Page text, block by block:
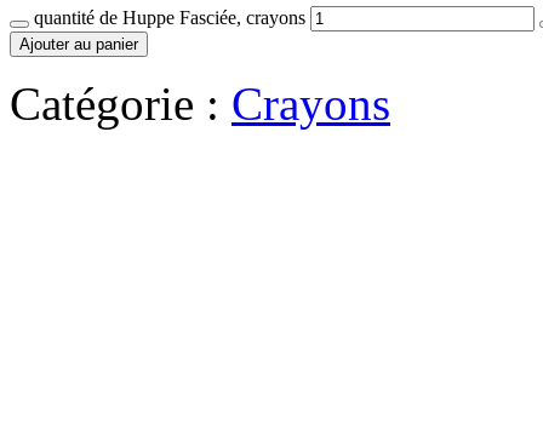
quantité de Huppe Fasciée, crayons
Ajouter au panier
Catégorie : Crayons